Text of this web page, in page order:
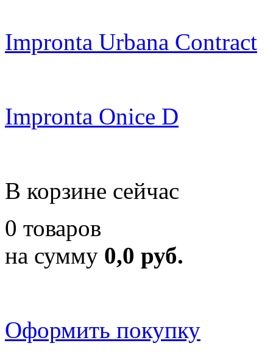
Impronta Urbana Contract
Impronta Onice D
В корзине сейчас
0 товаров
на сумму 0,0 руб.
Оформить покупку